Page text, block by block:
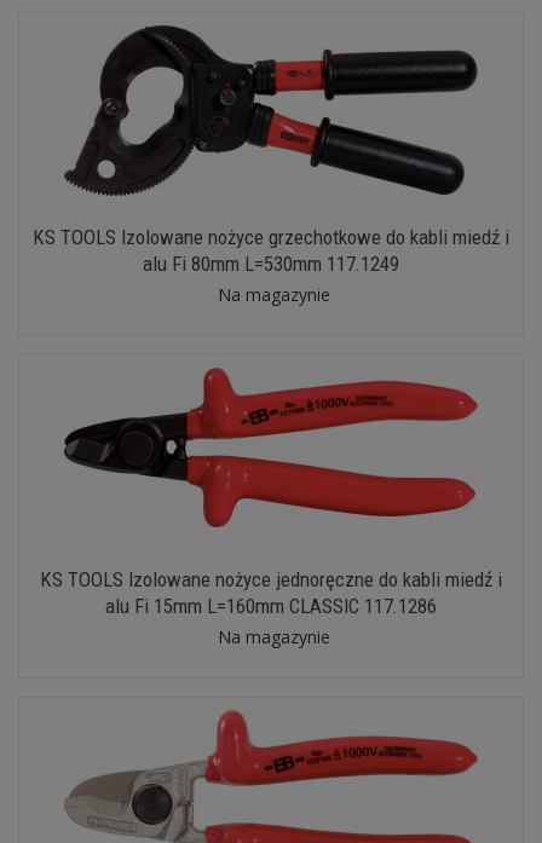
KS TOOLS Izolowane nożyce grzechotkowe do kabli miedź i
alu Fi 80mm L=530mm 117.1249
Na magazynie
KS TOOLS Izolowane nożyce jednoręczne do kabli miedź i
alu Fi 15mm L=160mm CLASSIC 117.1286
Na magazynie